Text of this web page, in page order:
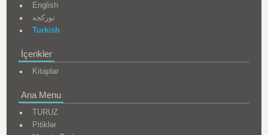
English
تورکجه
Turkish
İçerikler
Kitaplar
Ana Menu
TURUZ
Pitiklər